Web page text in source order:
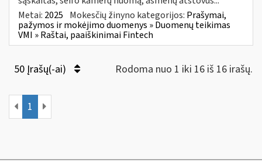
Metai: 2025 Mokesčių žinyno kategorijos: Prašymai,
pažymos ir mokėjimo duomenys » Duomenų teikimas
VMI » Raštai, paaiškinimai Fintech
50 Įrašų(-ai) Rodoma nuo 1 iki 16 iš 16 irašų.
1